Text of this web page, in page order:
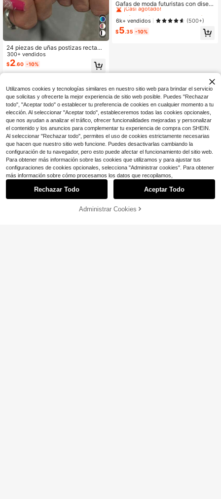
24 piezas de uñas postizas rectang
ulares de acrílico con estampados fl
orales 3D rosa, estilo Y2K, patrones
de leopardo y cebra, acentos metáli
cos de cruz, cuentas de acero dora
300+ vendidos
$2.60 -10%
Gafas de moda futuristas con diseñ
o envolvente del estilo Y2K, acceso
rios de fiesta, playa, verano, vacaci
ones, exterior y viajes para mujeres
¡Casi agotado!
#1 Más vendidos
¡Casi agotado!
#1 Más vendidos
¡Casi agotado!
#1 Más vendidos
en Elegante Gafas y accesorios para gafas de mujer
6k+ vendidos (500+)
$5.35 -10%
¡11% DE DESCUENTO!
Utilizamos cookies y tecnologías similares en nuestro sitio web para brindar el servicio
que solicitas y ofrecerte la mejor experiencia de sitio web posible. Puedes "Rechazar
todo", "Aceptar todo" o establecer tu preferencia de cookies en cualquier momento a tu
elección. Al seleccionar "Aceptar todo", estableceremos todas las cookies opcionales,
que nos ayudan a analizar el tráfico, ofrecer funcionalidades mejoradas y personalizar
el contenido y los anuncios para complementar tu experiencia de compra con SHEIN.
Al seleccionar "Rechazar todo", permites el uso de cookies estrictamente necesarias
que hacen que nuestro sitio web funcione. Puedes desactivarlas cambiando la
configuración de tu navegador, pero esto puede afectar el funcionamiento del sitio web.
Para obtener más información sobre las cookies que utilizamos y para ajustar tus
configuraciones de cookies opcionales, selecciona "Administrar cookies". Para obtener
más información sobre cómo procesamos los datos que recopilamos,
Rechazar Todo Aceptar Todo
Administrar Cookies